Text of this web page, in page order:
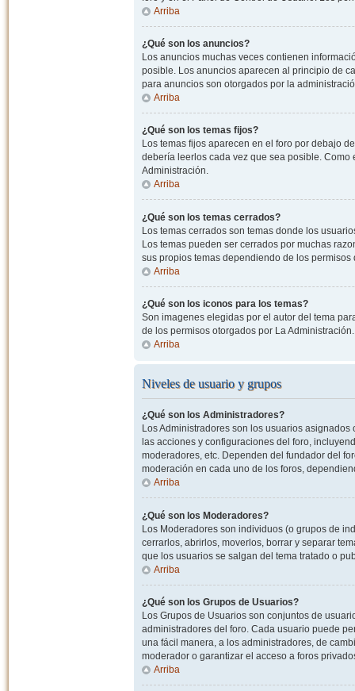
Arriba
¿Qué son los anuncios?
Los anuncios muchas veces contienen
posible. Los anuncios aparecen al principio de
para anuncios son otorgados por la
Arriba
¿Qué son los temas fijos?
Los temas fijos aparecen en el foro por debajo
debería leerlos cada vez que sea posible.
Administración.
Arriba
¿Qué son los temas cerrados?
Los temas cerrados son temas donde los
Los temas pueden ser cerrados por muchas
sus propios temas dependiendo de los
Arriba
¿Qué son los iconos para los temas?
Son imagenes elegidas por el autor del tema
de los permisos otorgados por La Administración.
Arriba
Niveles de usuario y grupos
¿Qué son los Administradores?
Los Administradores son los usuarios
las acciones y configuraciones del foro,
moderadores, etc. Dependen del fundador del
moderación en cada uno de los foros,
Arriba
¿Qué son los Moderadores?
Los Moderadores son individuos (o grupos de
cerrarlos, abrirlos, moverlos, borrar y separar
que los usuarios se salgan del tema tratado o
Arriba
¿Qué son los Grupos de Usuarios?
Los Grupos de Usuarios son conjuntos de
administradores del foro. Cada usuario puede
una fácil manera, a los administradores, de
moderador o garantizar el acceso a foros
Arriba